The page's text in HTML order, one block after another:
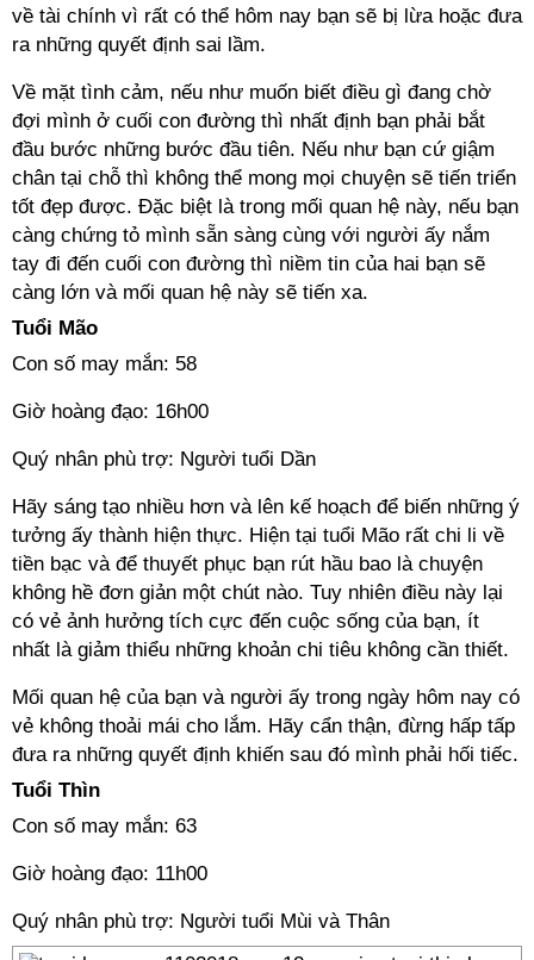
về tài chính vì rất có thể hôm nay bạn sẽ bị lừa hoặc đưa
ra những quyết định sai lầm.
Về mặt tình cảm, nếu như muốn biết điều gì đang chờ
đợi mình ở cuối con đường thì nhất định bạn phải bắt
đầu bước những bước đầu tiên. Nếu như bạn cứ giậm
chân tại chỗ thì không thể mong mọi chuyện sẽ tiến triển
tốt đẹp được. Đặc biệt là trong mối quan hệ này, nếu bạn
càng chứng tỏ mình sẵn sàng cùng với người ấy nắm
tay đi đến cuối con đường thì niềm tin của hai bạn sẽ
càng lớn và mối quan hệ này sẽ tiến xa.
Tuổi Mão
Con số may mắn: 58
Giờ hoàng đạo: 16h00
Quý nhân phù trợ: Người tuổi Dần
Hãy sáng tạo nhiều hơn và lên kế hoạch để biến những ý
tưởng ấy thành hiện thực. Hiện tại tuổi Mão rất chi li về
tiền bạc và để thuyết phục bạn rút hầu bao là chuyện
không hề đơn giản một chút nào. Tuy nhiên điều này lại
có vẻ ảnh hưởng tích cực đến cuộc sống của bạn, ít
nhất là giảm thiểu những khoản chi tiêu không cần thiết.
Mối quan hệ của bạn và người ấy trong ngày hôm nay có
vẻ không thoải mái cho lắm. Hãy cẩn thận, đừng hấp tấp
đưa ra những quyết định khiến sau đó mình phải hối tiếc.
Tuổi Thìn
Con số may mắn: 63
Giờ hoàng đạo: 11h00
Quý nhân phù trợ: Người tuổi Mùi và Thân